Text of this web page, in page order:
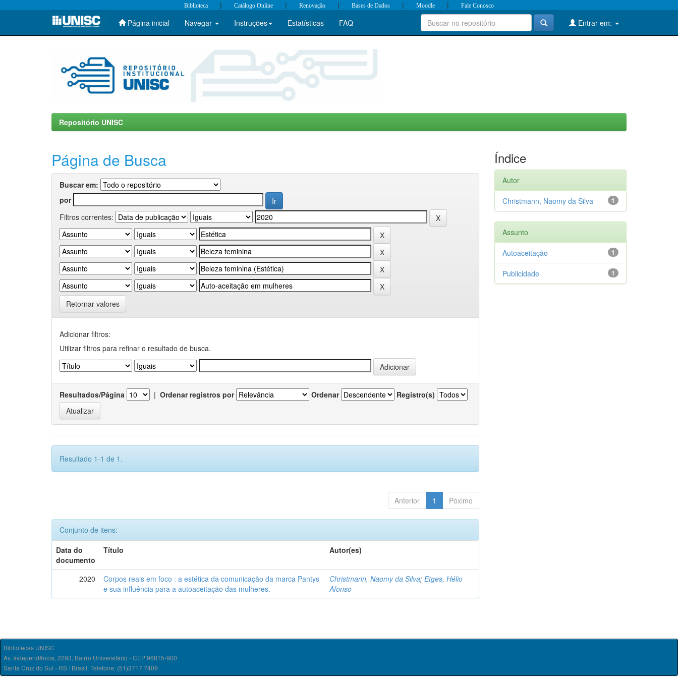
Skip
Biblioteca | Catálogo Online | Renovação | Bases de Dados | Moodle | Fale Conosco
Página inicial Navegar Instruções Estatísticas FAQ Entrar em:
Repositório UNISC
Página de Busca
Buscar em:
por
Filtros correntes:
Retornar valores
Adicionar filtros:
Utilizar filtros para refinar o resultado de busca.
Resultados/Página | Ordenar registros por Ordenar Registro(s)
Resultado 1-1 de 1.
Anterior 1 Póximo
Conjunto de itens:
Data do
documento
Título Autor(es)
2020
Corpos reais em foco : a estética da comunicação da marca Pantys
e sua influência para a autoaceitação das mulheres.
Christmann, Naomy da Silva;Etges, Hélio
Afonso
Índice
Autor
1
Christmann, Naomy da Silva
Assunto
1
Autoaceitação
1
Publicidade
Bibliotecas UNISC
Av. Independência, 2293, Bairro Universitário - CEP 96815-900
Santa Cruz do Sul - RS / Brasil. Telefone: (51)3717.7409